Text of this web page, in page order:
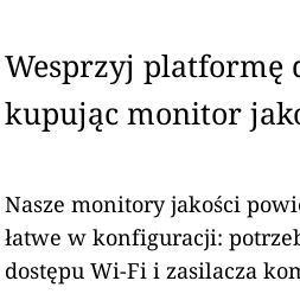
Wesprzyj platformę
kupując monitor
Nasze monitory jakości
łatwe w konfiguracji:
dostępu Wi-Fi i zasilacza